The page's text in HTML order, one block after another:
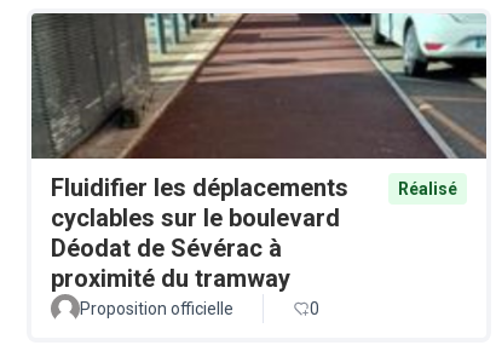
Fluidifier les déplacements
cyclables sur le boulevard
Déodat de Sévérac à
proximité du tramway
Réalisé
Proposition officielle 0